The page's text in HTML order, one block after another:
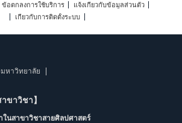
ข้อตกลงการใช้บริการ
แจ้งเกี่ยวกับข้อมูลส่วนตัว
เกี่ยวกับการติดตั้งระบบ
หาวิทยาลัย
ขาวิชา】
นสาขาวิชาสายศิลปศาสตร์